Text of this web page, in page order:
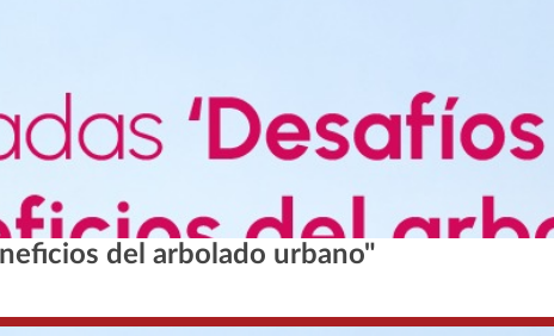
del arbolado urbano"